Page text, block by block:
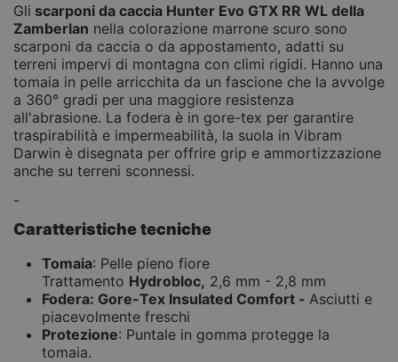
Gli scarponi da caccia Hunter Evo GTX RR WL della
Zamberlan nella colorazione marrone scuro sono
scarponi da caccia o da appostamento, adatti su
terreni impervi di montagna con climi rigidi. Hanno una
tomaia in pelle arricchita da un fascione che la avvolge
a 360° gradi per una maggiore resistenza
all'abrasione. La fodera è in gore-tex per garantire
traspirabilità e impermeabilità, la suola in Vibram
Darwin è disegnata per offrire grip e ammortizzazione
anche su terreni sconnessi.
-
Caratteristiche tecniche
Tomaia: Pelle pieno fiore
Trattamento Hydrobloc, 2,6 mm - 2,8 mm
Fodera: Gore-Tex Insulated Comfort - Asciutti e
piacevolmente freschi
Protezione: Puntale in gomma protegge la
tomaia.